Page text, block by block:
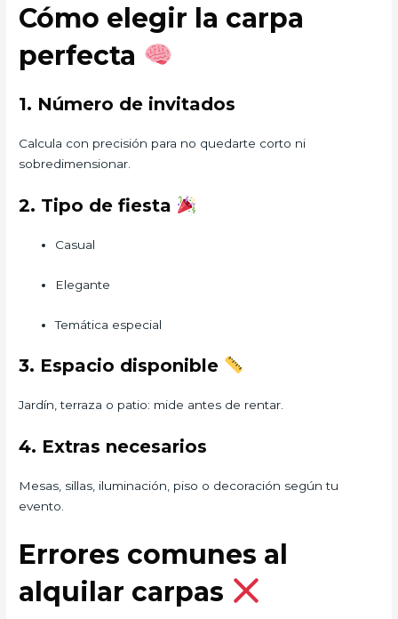
Cómo elegir la carpa
perfecta
1. Número de invitados
Calcula con precisión para no quedarte corto ni
sobredimensionar.
2. Tipo de fiesta
Casual
Elegante
Temática especial
3. Espacio disponible
Jardín, terraza o patio: mide antes de rentar.
4. Extras necesarios
Mesas, sillas, iluminación, piso o decoración según tu
evento.
Errores comunes al
alquilar carpas